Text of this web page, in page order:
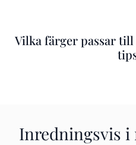
Vilka färger passar
Inredningsvis i